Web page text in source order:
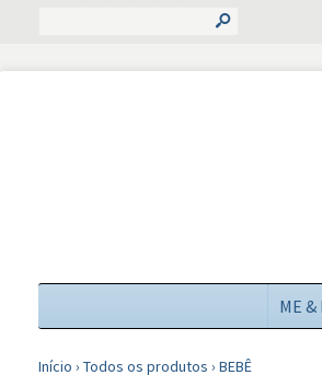
s
ME &
Início › Todos os produtos › BEBÊ